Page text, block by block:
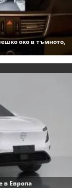
око в тъмното,
в Европа